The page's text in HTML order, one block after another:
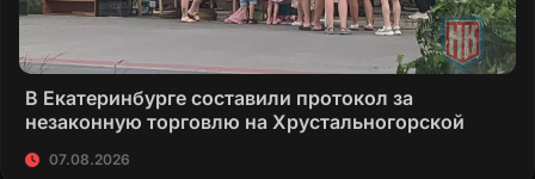
В Екатеринбурге составили протокол за
незаконную торговлю на Хрустальногорской
07.08.2026